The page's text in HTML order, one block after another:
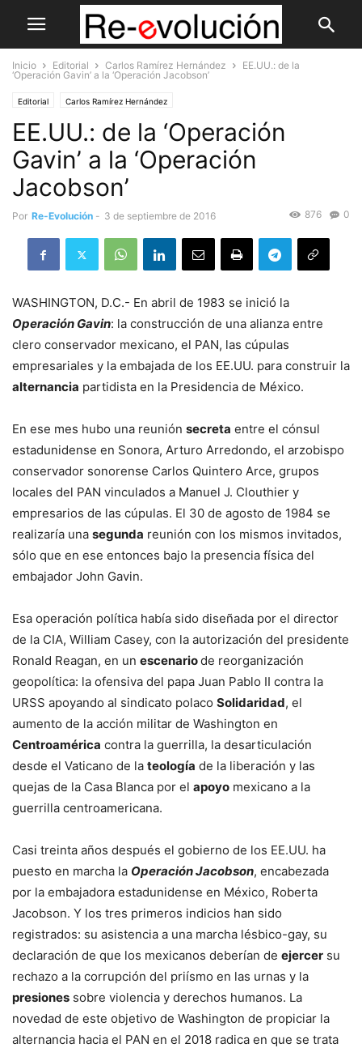
Inicio Editorial Carlos Ramírez Hernández
EE.UU.: de la
‘Operación Gavin’ a la ‘Operación Jacobson’
Editorial Carlos Ramírez Hernández
EE.UU.: de la ‘Operación
Gavin’ a la ‘Operación
Jacobson’
Por Re-Evolución - 3 de septiembre de 2016 0
876
WASHINGTON, D.C.- En abril de 1983 se inició la
Operación Gavin: la construcción de una alianza entre
clero conservador mexicano, el PAN, las cúpulas
empresariales y la embajada de los EE.UU. para construir la
alternancia partidista en la Presidencia de México.
En ese mes hubo una reunión secreta entre el cónsul
estadunidense en Sonora, Arturo Arredondo, el arzobispo
conservador sonorense Carlos Quintero Arce, grupos
locales del PAN vinculados a Manuel J. Clouthier y
empresarios de las cúpulas. El 30 de agosto de 1984 se
realizaría una segunda reunión con los mismos invitados,
sólo que en ese entonces bajo la presencia física del
embajador John Gavin.
Esa operación política había sido diseñada por el director
de la CIA, William Casey, con la autorización del presidente
Ronald Reagan, en un escenariode reorganización
geopolítica: la ofensiva del papa Juan Pablo II contra la
URSS apoyando al sindicato polaco Solidaridad, el
aumento de la acción militar de Washington en
Centroamérica contra la guerrilla, la desarticulación
desde el Vaticano de la teología de la liberación y las
quejas de la Casa Blanca por el apoyo mexicano a la
guerrilla centroamericana.
Casi treinta años después el gobierno de los EE.UU. ha
puesto en marcha la Operación Jacobson, encabezada
por la embajadora estadunidense en México, Roberta
Jacobson. Y los tres primeros indicios han sido
registrados: su asistencia a una marcha lésbico-gay, su
declaración de que los mexicanos deberían de ejercer su
rechazo a la corrupción del priísmo en las urnas y la
presiones sobre violencia y derechos humanos. La
novedad de este objetivo de Washington de propiciar la
alternancia hacia el PAN en el 2018 radica en que se trata